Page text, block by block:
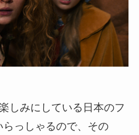
しみにしている日本のフ
らっしゃるので、その